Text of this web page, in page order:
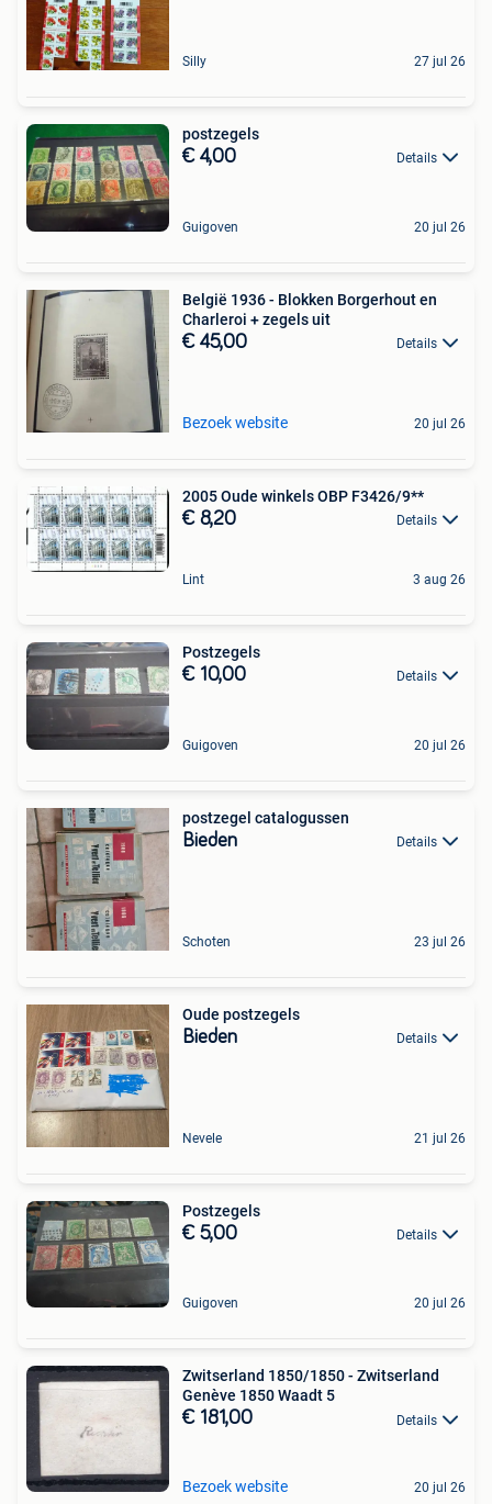
Silly 27 jul 26
postzegels
€ 4,00 Details
Guigoven 20 jul 26
België 1936 - Blokken Borgerhout en
Charleroi + zegels uit
€ 45,00 Details
Bezoek website 20 jul 26
2005 Oude winkels OBP F3426/9**
€ 8,20 Details
Lint 3 aug 26
Postzegels
€ 10,00 Details
Guigoven 20 jul 26
postzegel catalogussen
Bieden Details
Schoten 23 jul 26
Oude postzegels
Bieden Details
Nevele 21 jul 26
Postzegels
€ 5,00 Details
Guigoven 20 jul 26
Zwitserland 1850/1850 - Zwitserland
Genève 1850 Waadt 5
€ 181,00 Details
Bezoek website 20 jul 26